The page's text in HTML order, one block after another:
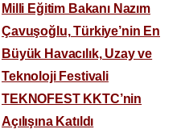
Milli Eğitim Bakanı Nazım
Çavuşoğlu, Türkiye’nin En
Büyük Havacılık, Uzay ve
Teknoloji Festivali
TEKNOFEST KKTC’nin
Açılışına Katıldı